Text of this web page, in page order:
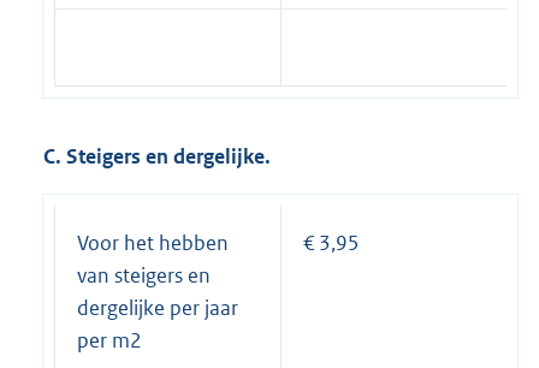
C. Steigers en dergelijke.
Voor het hebben
van steigers en
dergelijke per jaar
per m2
€ 3,95